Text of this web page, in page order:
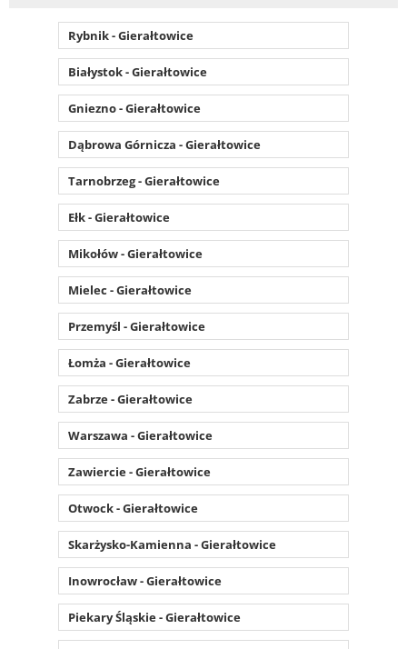
Rybnik - Gierałtowice
Białystok - Gierałtowice
Gniezno - Gierałtowice
Dąbrowa Górnicza - Gierałtowice
Tarnobrzeg - Gierałtowice
Ełk - Gierałtowice
Mikołów - Gierałtowice
Mielec - Gierałtowice
Przemyśl - Gierałtowice
Łomża - Gierałtowice
Zabrze - Gierałtowice
Warszawa - Gierałtowice
Zawiercie - Gierałtowice
Otwock - Gierałtowice
Skarżysko-Kamienna - Gierałtowice
Inowrocław - Gierałtowice
Piekary Śląskie - Gierałtowice